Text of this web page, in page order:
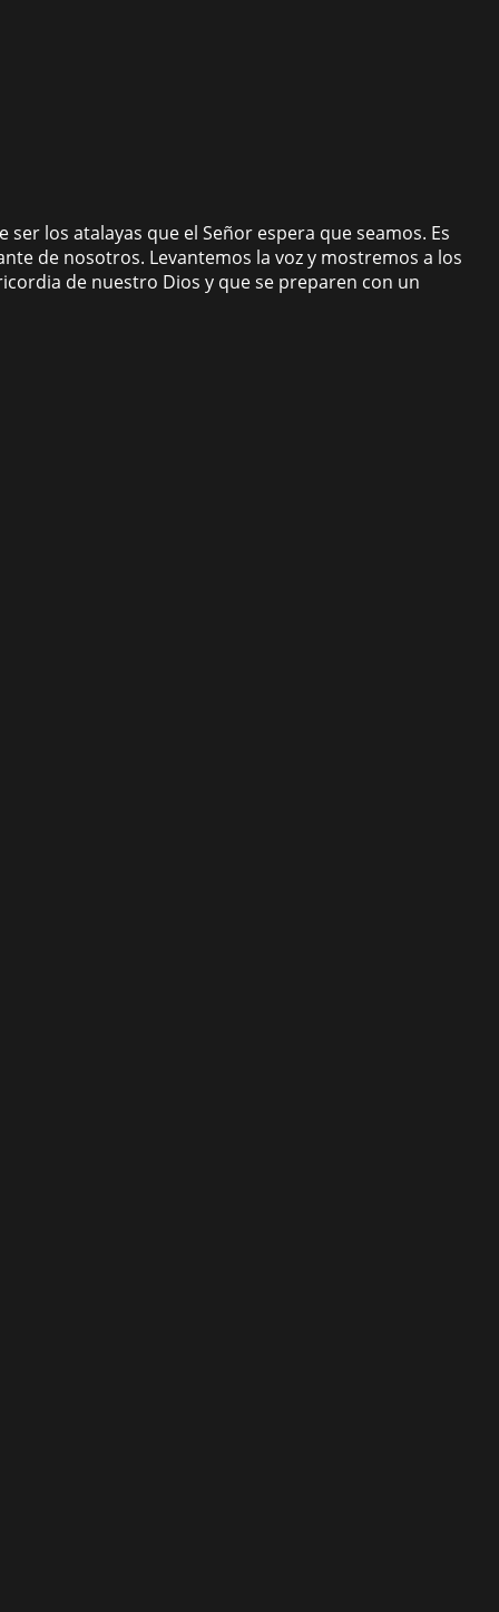
los atalayas que el Señor espera que seamos. Es
de nosotros. Levantemos la voz y mostremos a los
de nuestro Dios y que se preparen con un